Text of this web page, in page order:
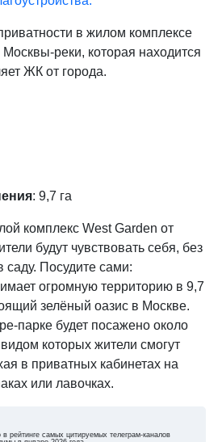
в жилом комплексе
реки, которая находится
ЖК от города.
: 9,7 га
комплекс West Garden от
будут чувствовать себя, без
саду. Посудите сами:
огромную территорию в 9,7
зелёный оазис в Москве.
парке будет посажено около
которых жители смогут
в приватных кабинетах на
или лавочках.
рейтинге самых цитируемых телеграм-каналов